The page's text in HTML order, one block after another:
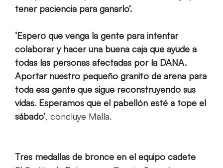
tener paciencia para ganarlo’.
‘Espero que venga la gente para intentar
colaborar y hacer una buena caja que ayude a
todas las personas afectadas por la DANA.
Aportar nuestro pequeño granito de arena para
toda esa gente que sigue reconstruyendo sus
vidas. Esperamos que el pabellón esté a tope el
sábado’, concluye Malla.
Tres medallas de bronce en el equipo cadete